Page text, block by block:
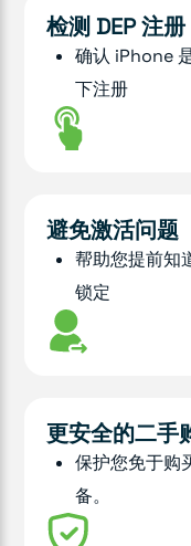
检测 DEP 注册
确认 iPhone
下注册
避免激活问题
帮助您提前知
锁定
更安全的二手
保护您免于购
备。